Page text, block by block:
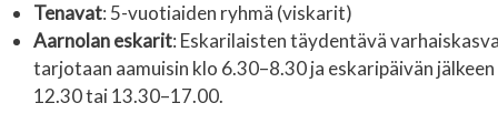
Tenavat: 5-vuotiaiden ryhmä (viskarit)
Aarnolan eskarit: Eskarilaisten täydentävä
tarjotaan aamuisin klo 6.30–8.30 ja eskaripäivän
12.30 tai 13.30–17.00.